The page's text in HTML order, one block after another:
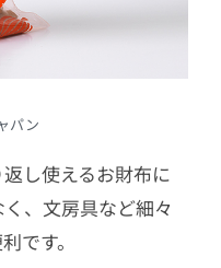
パン
し使えるお財布に
、文房具など細々
です。